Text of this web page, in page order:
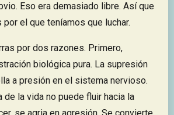
Eso era demasiado libre. Así que
el que teníamos que luchar.
por dos razones. Primero,
biológica pura. La supresión
a presión en el sistema nervioso.
de la vida no puede fluir hacia la